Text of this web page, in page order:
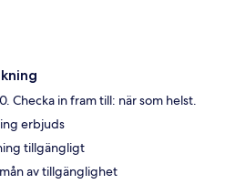
Checka in fram till: när som helst.
erbjuds
tillgängligt
av tillgänglighet